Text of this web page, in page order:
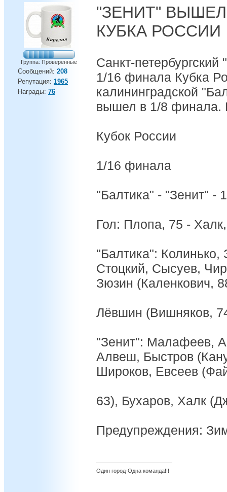
Группа: Проверенные
Сообщений: 208
Репутация: 1965
Награды: 76
"ЗЕНИТ"
КУБКА РОССИИ
Санкт-петербургский
1/16 финала Кубка
калининградской
вышел в 1/8 финала.
Кубок России
1/16 финала
"Балтика" - "Зенит" -
Гол: Плопа, 75 -
"Балтика":
Стоцкий, Сысуев,
Зюзин (Каленкович,
Лёвшин (Вишняков,
"Зенит": Малафеев,
Алвеш, Быстров
Широков, Евсеев
63), Бухаров, Халк
Предупреждения:
Один город-Одна команда!!!